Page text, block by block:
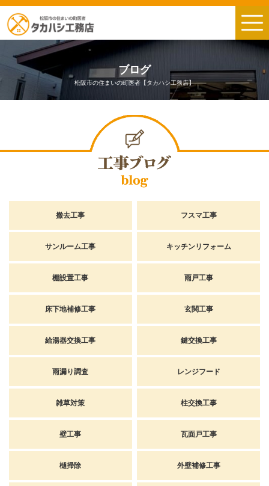
ブログ
松阪市の住まいの町医者【タカハシ工務店】
撤去工事 フスマ工事
サンルーム工事 キッチンリフォーム
棚設置工事 雨戸工事
床下地補修工事 玄関工事
給湯器交換工事 鍵交換工事
雨漏り調査 レンジフード
雑草対策 柱交換工事
壁工事 瓦面戸工事
樋掃除 外壁補修工事